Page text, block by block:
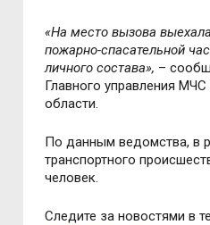
«На место вызова
пожарно-спасательной
личного состава», –
Главного управления
области.
По данным ведомства, в
транспортного
человек.
Следите за новостями в